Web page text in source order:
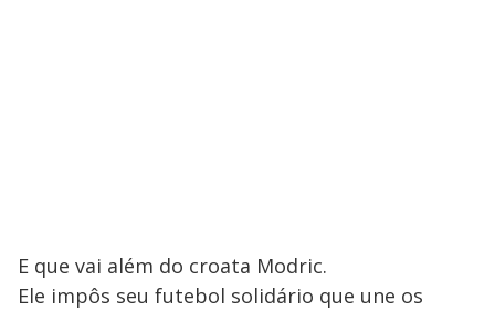
E que vai além do croata Modric.
Ele impôs seu futebol solidário que une os